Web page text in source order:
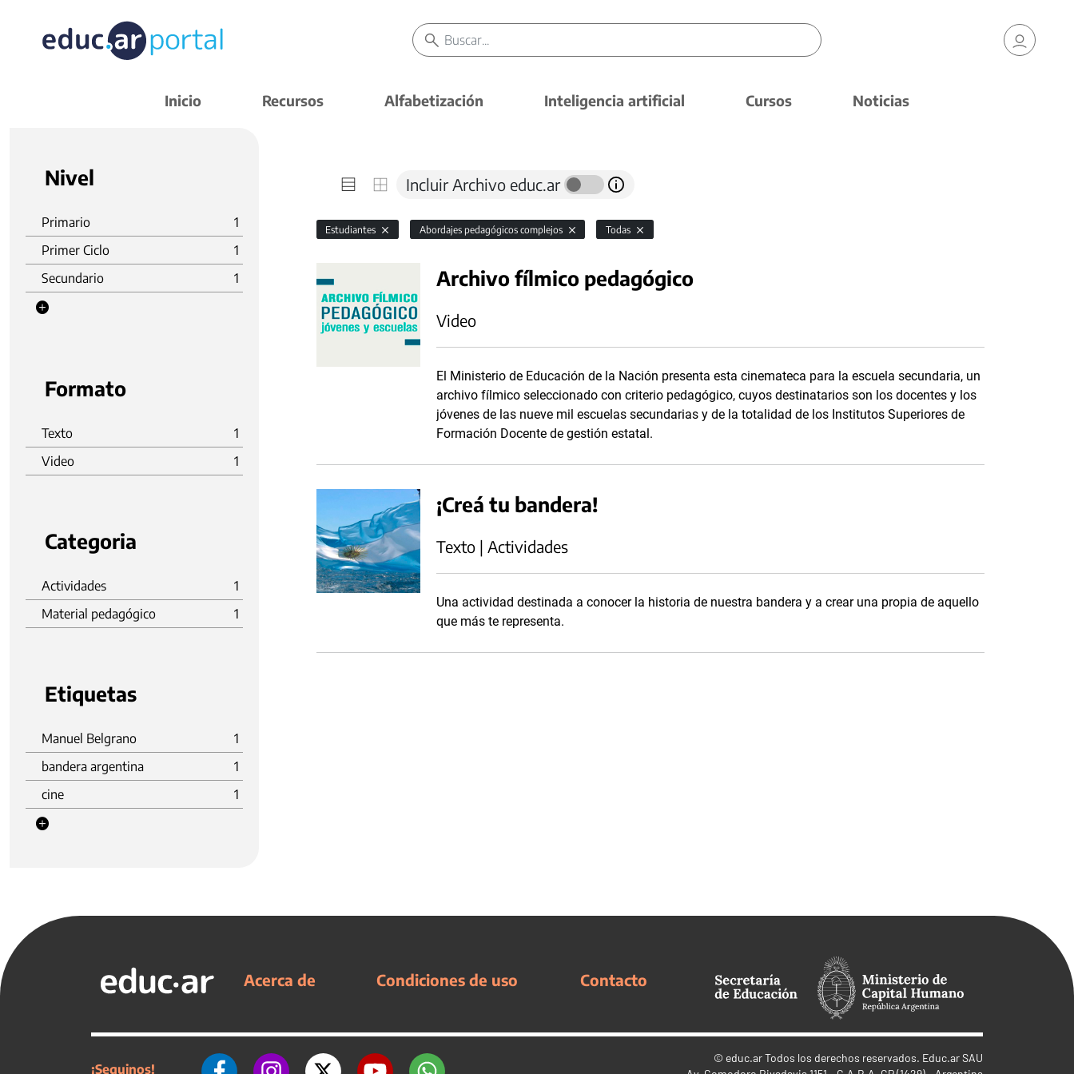
Inicio Recursos Alfabetización Inteligencia artificial Cursos Noticias
Nivel
Primario
1
Primer Ciclo
1
Secundario
1
Formato
Texto
1
Video
1
Categoria
Actividades
1
Material pedagógico
1
Etiquetas
Manuel Belgrano
1
bandera argentina
1
cine
1
Incluir Archivo educ.ar
Estudiantes Abordajes pedagógicos complejos Todas
Archivo fílmico pedagógico
Video
El Ministerio de Educación de la Nación presenta esta cinemateca para la escuela secundaria, un
archivo fílmico seleccionado con criterio pedagógico, cuyos destinatarios son los docentes y los
jóvenes de las nueve mil escuelas secundarias y de la totalidad de los Institutos Superiores de
Formación Docente de gestión estatal.
¡Creá tu bandera!
Texto | Actividades
Una actividad destinada a conocer la historia de nuestra bandera y a crear una propia de aquello
que más te representa.
Acerca de Condiciones de uso Contacto
¡Seguinos!
© educ.arTodos los derechos reservados. Educ.ar SAU